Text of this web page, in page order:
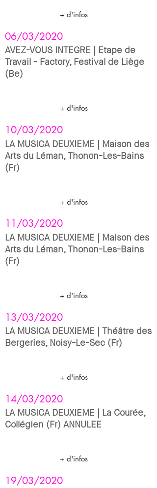
+ d'infos
06/03/2020
AVEZ-VOUS INTEGRE | Etape de
Travail - Factory, Festival de Liège
(Be)
+ d'infos
10/03/2020
LA MUSICA DEUXIEME | Maison des
Arts du Léman, Thonon-Les-Bains
(Fr)
+ d'infos
11/03/2020
LA MUSICA DEUXIEME | Maison des
Arts du Léman, Thonon-Les-Bains
(Fr)
+ d'infos
13/03/2020
LA MUSICA DEUXIEME | Théâtre des
Bergeries, Noisy-Le-Sec (Fr)
+ d'infos
14/03/2020
LA MUSICA DEUXIEME | La Courée,
Collégien (Fr) ANNULEE
+ d'infos
19/03/2020